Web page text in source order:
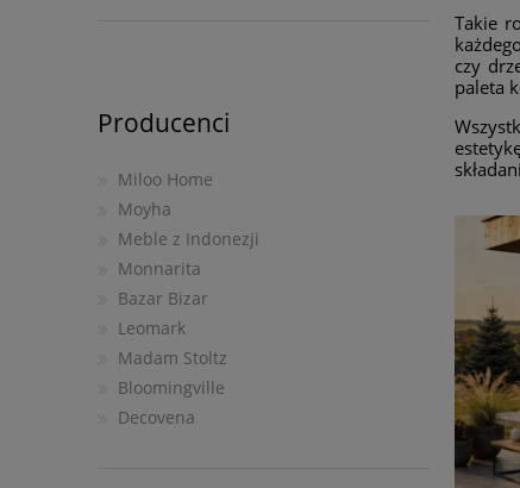
Producenci
Miloo Home
Moyha
Meble z Indonezji
Monnarita
Bazar Bizar
Leomark
Madam Stoltz
Bloomingville
Decovena
Takie
czy
paleta